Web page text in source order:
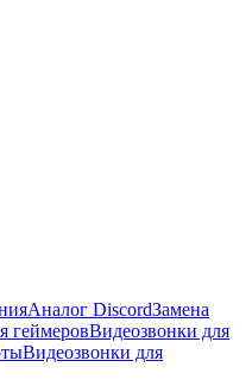
Аналог DiscordЗамена
геймеровВидеозвонки для
Видеозвонки для